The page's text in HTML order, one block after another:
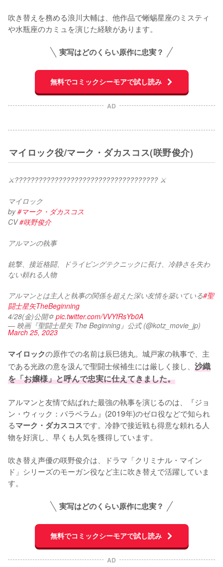
吹き替えを務める浪川大輔は、他作品で蜥蜴星座のミスティ
や水瓶座のカミュを演じた経験があります。
実写はどのくらい原作に忠実？
無料でコミックシーモアで試し読み
AD
マイロック役/マーク・ダカスコス(咲野俊介)
⚔️???????????????????????????????????? ⚔
マイロック
by #マーク・ダカスコス
CV #咲野俊介
アルマンの執事
銃撃、接近格闘、ドライビングテクニックに長け、冷静さを失わ
ない頼れる人物
アルマンとは主人と執事の関係を超えた深い友情を築いている#聖
闘士星矢TheBeginning
4/28(金)公開✡️ pic.twitter.com/VVYfRsYb0A
— 映画『聖闘士星矢 The Beginning』公式 (@kotz_movie_jp)
March 25, 2023
マイロックの原作での名前は辰巳徳丸。城戸家の執事で、主
である光政の意を汲んで聖闘士候補生には厳しく接し、 沙織
を「お嬢様」と呼んで忠実に仕えてきました。
アルマンと友情で結ばれた最強の執事を演じるのは、『ジョ
ン・ウィック：パラベラム』(2019年)のゼロ役などで知られ
るマーク・ダカスコスです。冷静で接近戦も得意な頼れる人
物を好演し、早くも人気を獲得しています。
吹き替え声優の咲野俊介は、ドラマ「クリミナル・マイン
ド」シリーズのモーガン役など主に吹き替えで活躍していま
す。
実写はどのくらい原作に忠実？
無料でコミックシーモアで試し読み
AD